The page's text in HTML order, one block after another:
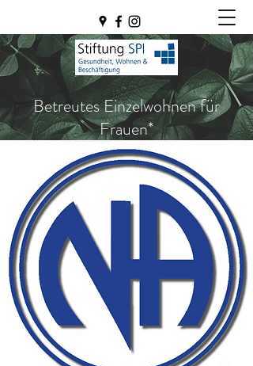
Betreutes Einzelwohnen für
Frauen*